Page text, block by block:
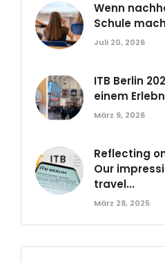
Wenn
Schule
Juli 20, 2026
ITB Berlin
einem
März 9, 2026
Reflecting
Our
travel...
März 28, 2025